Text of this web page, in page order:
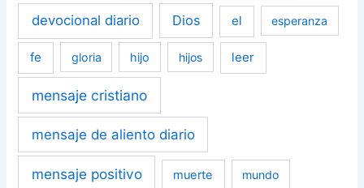
devocional diario Dios el esperanza
fe gloria hijo hijos leer
mensaje cristiano
mensaje de aliento diario
mensaje positivo muerte mundo